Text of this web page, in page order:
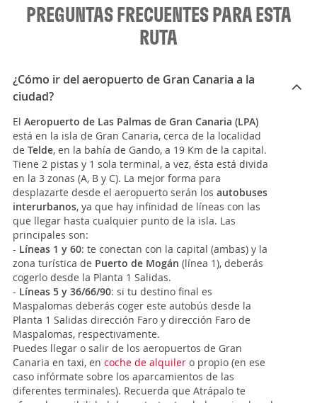
PREGUNTAS FRECUENTES PARA ESTA
RUTA
¿Cómo ir del aeropuerto de Gran Canaria a la
ciudad?
El Aeropuerto de Las Palmas de Gran Canaria (LPA)
está en la isla de Gran Canaria, cerca de la localidad
de Telde, en la bahía de Gando, a 19 Km de la capital.
Tiene 2 pistas y 1 sola terminal, a vez, ésta está divida
en la 3 zonas (A, B y C). La mejor forma para
desplazarte desde el aeropuerto serán los autobuses
interurbanos, ya que hay infinidad de líneas con las
que llegar hasta cualquier punto de la isla. Las
principales son:
- Líneas 1 y 60: te conectan con la capital (ambas) y la
zona turística de Puerto de Mogán (línea 1), deberás
cogerlo desde la Planta 1 Salidas.
- Líneas 5 y 36/66/90: si tu destino final es
Maspalomas deberás coger este autobús desde la
Planta 1 Salidas dirección Faro y dirección Faro de
Maspalomas, respectivamente.
Puedes llegar o salir de los aeropuertos de Gran
Canaria en taxi, en coche de alquiler o propio (en ese
caso infórmate sobre los aparcamientos de las
diferentes terminales). Recuerda que Atrápalo te